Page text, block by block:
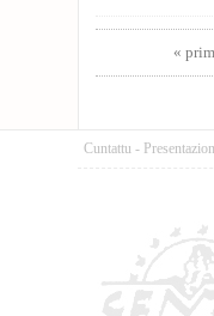
«
Cuntattu -